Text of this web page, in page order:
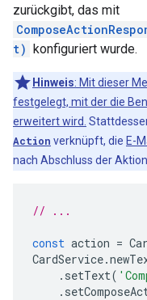
zurückgibt, das mit
t) konfiguriert wurde.
Hinweis: Mit dieser
festgelegt, mit der die
erweitert wird.
Action verknüpft, die E-
nach Abschluss der
// ...
const action =
CardService.
. setText(
.